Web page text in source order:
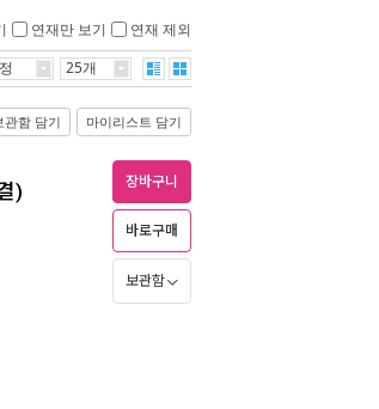
연재만 보기 연재 제외
25개
관함 담기 마이리스트 담기
) 장바구니
바로구매
보관함